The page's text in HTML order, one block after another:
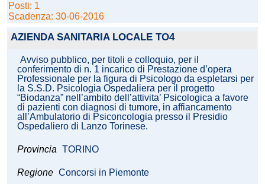
Posti: 1
Scadenza: 30-06-2016
AZIENDA SANITARIA LOCALE TO4
Avviso pubblico, per titoli e colloquio, per il
conferimento di n. 1 incarico di Prestazione d’opera
Professionale per la figura di Psicologo da espletarsi per
la S.S.D. Psicologia Ospedaliera per il progetto
“Biodanza” nell’ambito dell’attivita’ Psicologica a favore
di pazienti con diagnosi di tumore, in affiancamento
all’Ambulatorio di Psiconcologia presso il Presidio
Ospedaliero di Lanzo Torinese.
Provincia TORINO
Regione Concorsi in Piemonte